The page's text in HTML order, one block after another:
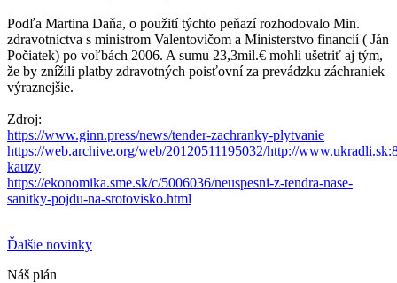
Podľa Martina Daňa, o použití týchto peňazí rozhodovalo Min.
zdravotníctva s ministrom Valentovičom a Ministerstvo financií ( Ján
Počiatek) po voľbách 2006. A sumu 23,3mil.€ mohli ušetriť aj tým,
že by znížili platby zdravotných poisťovní za prevádzku záchraniek
výraznejšie.
Zdroj:
https://www.ginn.press/news/tender-zachranky-plytvanie
https://web.archive.org/web/20120511195032/http://
kauzy
https://ekonomika.sme.sk/c/5006036/neuspesni-z-tendra-nase-
sanitky-pojdu-na-srotovisko.html
Ďalšie novinky
Náš plán